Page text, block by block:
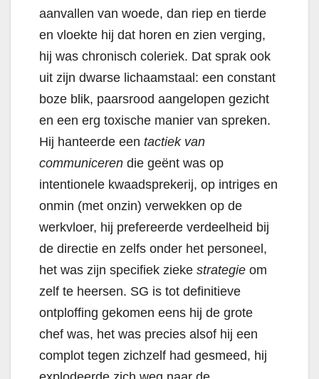
aanvallen van woede, dan riep en tierde
en vloekte hij dat horen en zien verging,
hij was chronisch coleriek. Dat sprak ook
uit zijn dwarse lichaamstaal: een constant
boze blik, paarsrood aangelopen gezicht
en een erg toxische manier van spreken.
Hij hanteerde een tactiek van
communiceren die geënt was op
intentionele kwaadsprekerij, op intriges en
onmin (met onzin) verwekken op de
werkvloer, hij prefereerde verdeelheid bij
de directie en zelfs onder het personeel,
het was zijn specifiek zieke strategie om
zelf te heersen. SG is tot definitieve
ontploffing gekomen eens hij de grote
chef was, het was precies alsof hij een
complot tegen zichzelf had gesmeed, hij